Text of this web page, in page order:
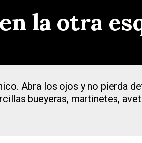
la otra
Abra los ojos y no pierda
bueyeras, martinetes,